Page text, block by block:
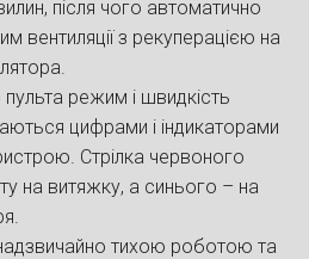
після чого автоматично
вентиляції з рекуперацією на
режим і швидкість
цифрами і індикаторами
Стрілка червоного
на витяжку, а синього – на
тихою роботою та